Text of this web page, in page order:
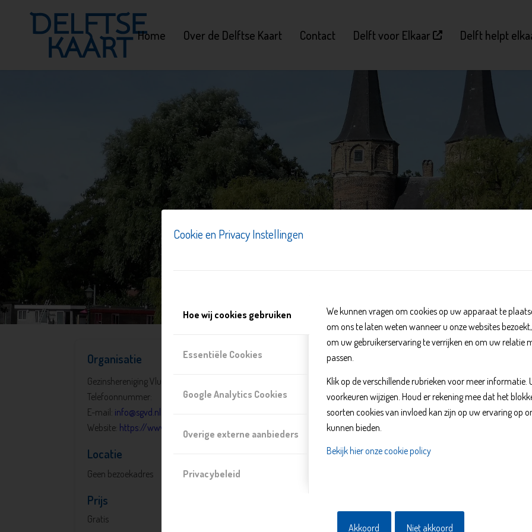
Cookie en Privacy Instellingen
Hoe wij cookies gebruiken
Essentiële Cookies
Google Analytics Cookies
Overige externe aanbieders
Privacybeleid
We kunnen vragen om cookies op uw apparaat te
om ons te laten weten wanneer u onze websites
om uw gebruikerservaring te verrijken en om uw relatie
passen.
Klik op de verschillende rubrieken voor meer informatie.
voorkeuren wijzigen. Houd er rekening mee dat het
soorten cookies van invloed kan zijn op uw ervaring op
kunnen bieden.
Bekijk hier onze cookie policy
Akkoord Niet akkoord
Home Over de Delftse Kaart Contact Delft voor Elkaar Delft helpt
Organisatie
Gezinshereniging Vluchtelingen Delft
Telefoonnummer:
E-mail: info@sgvd.nl
Website: https://www.sgvd.nl/
Locatie
Geen bezoekadres
Prijs
Gratis